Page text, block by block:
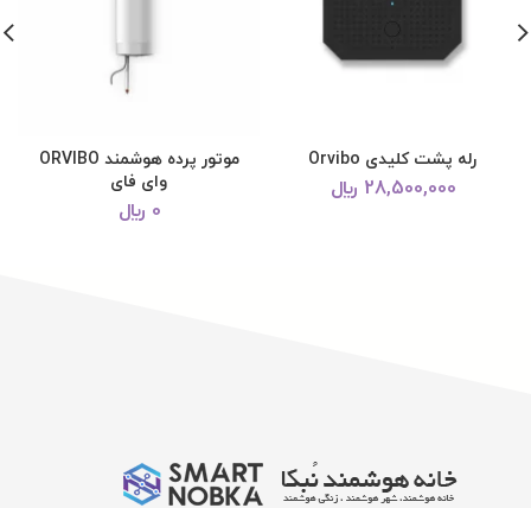
رله پشت کلیدی Orvibo
28,500,000 ﷼
موتور پرده هوشمند ORVIBO
وای فای
0 ﷼